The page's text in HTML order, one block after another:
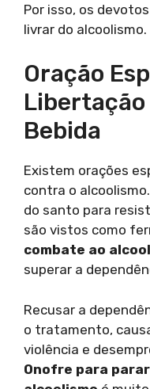
Por isso, os
livrar do alcoolismo.
Oração
Libertação
Bebida
Existem orações
contra o
do santo para
são vistos como
combate ao
superar a
Recusar a
o tratamento,
violência e
Onofre para